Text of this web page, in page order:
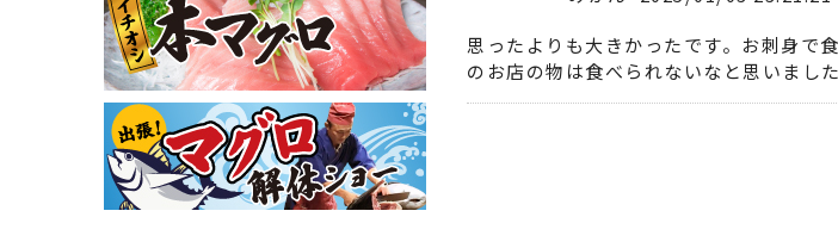
思ったよりも大きかったです。お刺身で
のお店の物は食べられないなと思いまし